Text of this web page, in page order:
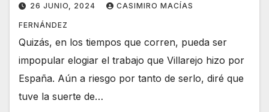
26 JUNIO, 2024 CASIMIRO MACÍAS
FERNÁNDEZ
Quizás, en los tiempos que corren, pueda ser
impopular elogiar el trabajo que Villarejo hizo por
España. Aún a riesgo por tanto de serlo, diré que
tuve la suerte de…